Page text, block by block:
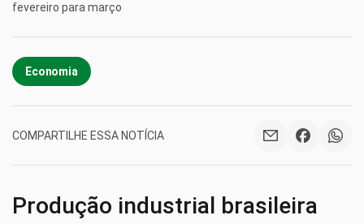
fevereiro para março
Economia
COMPARTILHE ESSA NOTÍCIA
Produção industrial brasileira